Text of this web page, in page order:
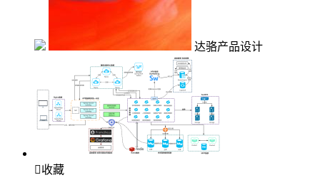
达骆产品设计
收藏